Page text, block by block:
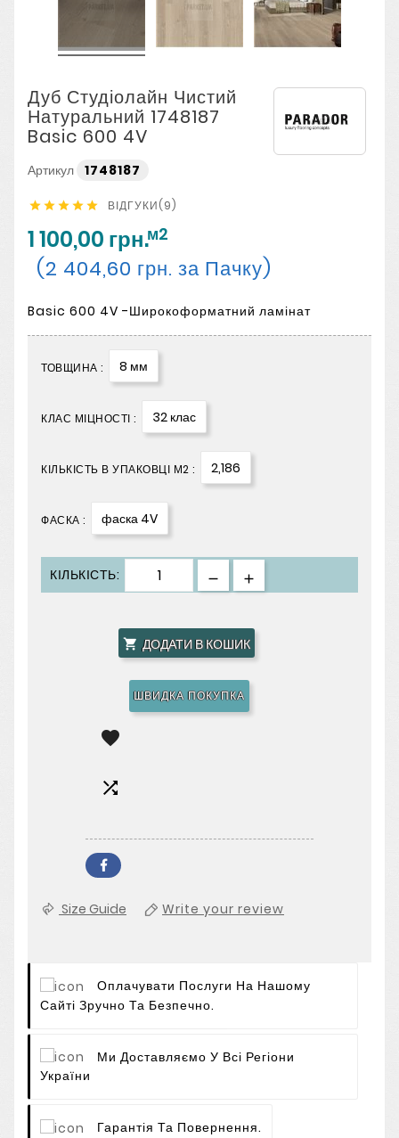
Дуб Студіолайн Чистий
Натуральний 1748187
Basic 600 4V
Артикул 1748187
     ВІДГУКИ(9)
1 100,00 грн.м2
(2 404,60 грн. за Пачку)
Basic 600 4V -Широкоформатний ламінат
ТОВЩИНА : 8 мм
КЛАС МІЦНОСТІ : 32 клас
КІЛЬКІСТЬ В УПАКОВЦІ М2 : 2,186
ФАСКА : фаска 4V
КІЛЬКІСТЬ:
 ДОДАТИ В КОШИК
ШВИДКА ПОКУПКА


Size Guide Write your review
Оплачувати Послуги На Нашому
Сайті Зручно Та Безпечно.
Ми Доставляємо У Всі Регіони
України
Гарантія Та Повернення.